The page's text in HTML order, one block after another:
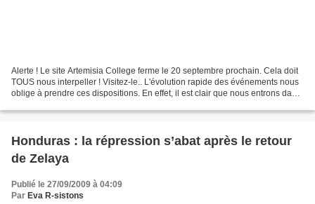
Alerte ! Le site Artemisia College ferme le 20 septembre prochain. Cela doit
TOUS nous interpeller ! Visitez-le.. L'évolution rapide des événements nous
oblige à prendre ces dispositions. En effet, il est clair que nous entrons dans
Honduras : la répression s’abat après le retour
de Zelaya
Publié le 27/09/2009 à 04:09
Par Eva R-sistons